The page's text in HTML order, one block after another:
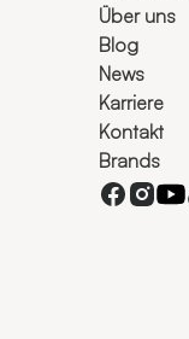
Über uns
Blog
News
Karriere
Kontakt
Brands